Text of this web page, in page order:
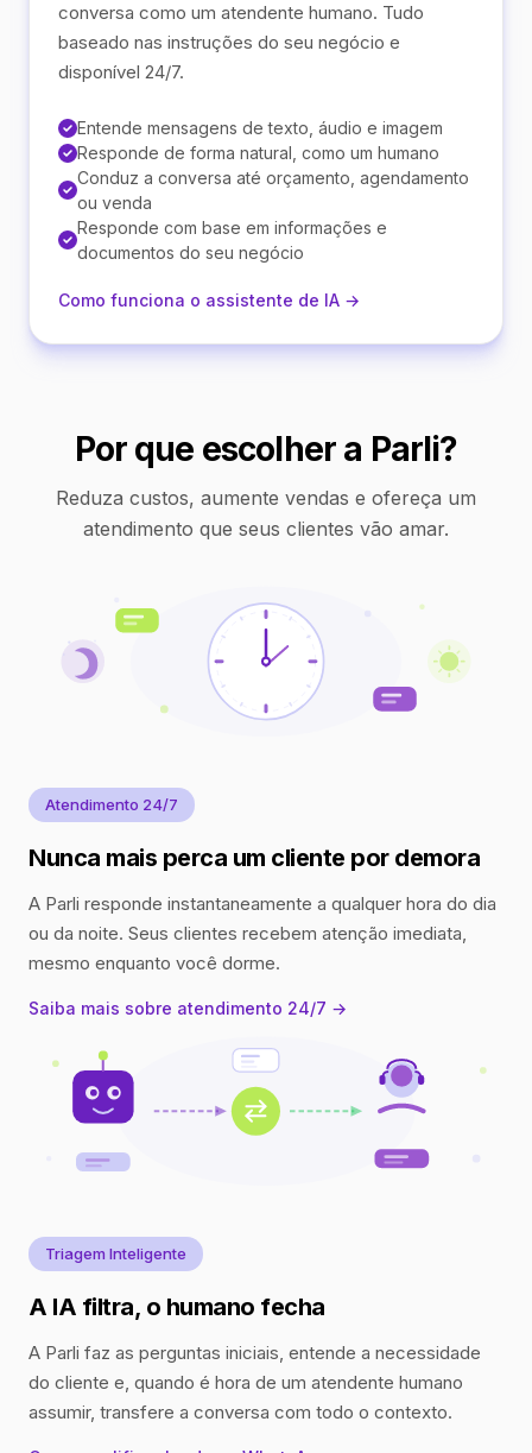
conversa como um atendente humano. Tudo
baseado nas instruções do seu negócio e
disponível 24/7.
Entende mensagens de texto, áudio e imagem
Responde de forma natural, como um humano
Conduz a conversa até orçamento, agendamento
ou venda
Responde com base em informações e
documentos do seu negócio
Como funciona o assistente de IA →
Por que escolher a Parli?
Reduza custos, aumente vendas e ofereça um
atendimento que seus clientes vão amar.
Atendimento 24/7
Nunca mais perca um cliente por demora
A Parli responde instantaneamente a qualquer hora do dia
ou da noite. Seus clientes recebem atenção imediata,
mesmo enquanto você dorme.
Saiba mais sobre atendimento 24/7 →
Triagem Inteligente
A IA filtra, o humano fecha
A Parli faz as perguntas iniciais, entende a necessidade
do cliente e, quando é hora de um atendente humano
assumir, transfere a conversa com todo o contexto.